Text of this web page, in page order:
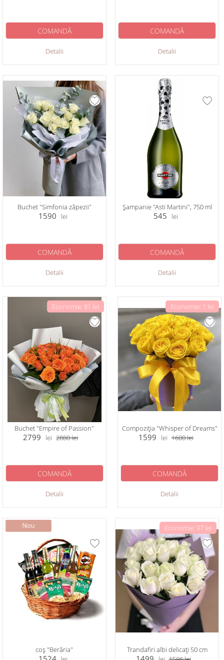
Detalii
COMANDĂ
Detalii
COMANDĂ
Buchet "Simfonia zăpezii"
1590 lei
Detalii
COMANDĂ
Șampanie "Asti Martini", 750 ml
545 lei
Detalii
COMANDĂ
Economie: 81 lei
Buchet "Empire of Passion"
2799 lei 2880lei
Detalii
COMANDĂ
Economie: 1 lei
Compoziția "Whisper of Dreams"
1599 lei 1600lei
Detalii
COMANDĂ
coș "Berăria"
Economie: 97 lei
Trandafiri albi delicați 50 cm